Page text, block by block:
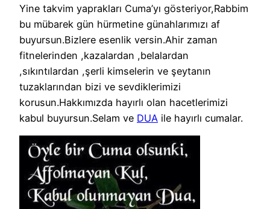
Yine takvim yaprakları Cuma’yı gösteriyor,Rabbim
bu mübarek gün hürmetine günahlarımızı af
buyursun.Bizlere esenlik versin.Ahir zaman
fitnelerinden ,kazalardan ,belalardan
,sıkıntılardan ,şerli kimselerin ve şeytanın
tuzaklarından bizi ve sevdiklerimizi
korusun.Hakkımızda hayırlı olan hacetlerimizi
kabul buyursun.Selam ve DUA ile hayırlı cumalar.